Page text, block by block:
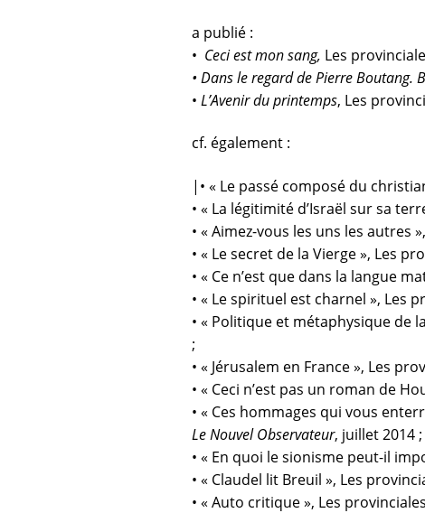
a publié :
• Ceci est mon sang, Les
•Dans le regard de Pierre Boutang.
• L’Avenir du printemps, Les
cf. également :
|• « Le passé composé du
• « La légitimité d’Israël sur sa
• « Aimez-vous les uns les autres »,
• « Le secret de la Vierge », Les
• « Ce n’est que dans la langue
• « Le spirituel est charnel », Les
• « Politique et métaphysique de
;
• « Jérusalem en France », Les
• « Ceci n’est pas un roman de
• « Ces hommages qui vous
Le Nouvel Observateur, juillet 2014 ;
• « En quoi le sionisme peut-il
• « Claudel lit Breuil », Les
• « Auto critique », Les